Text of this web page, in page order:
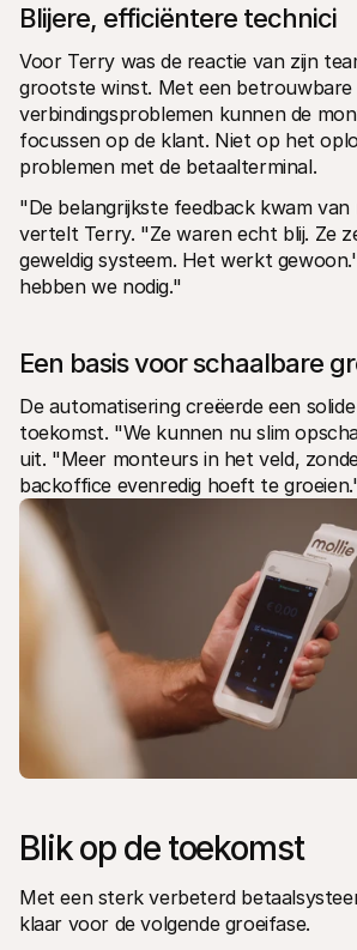
Blijere, efficiëntere technici
Voor Terry was de reactie van zijn
grootste winst. Met een
verbindingsproblemen kunnen de
focussen op de klant. Niet op het
problemen met de betaalterminal.
"De belangrijkste feedback kwam van
vertelt Terry. "Ze waren echt blij. Ze
geweldig systeem. Het werkt
hebben we nodig."
Een basis voor schaalbare
De automatisering creëerde een
toekomst. "We kunnen nu slim
uit. "Meer monteurs in het veld,
backoffice evenredig hoeft te
Blik op de toekomst
Met een sterk verbeterd
klaar voor de volgende groeifase.